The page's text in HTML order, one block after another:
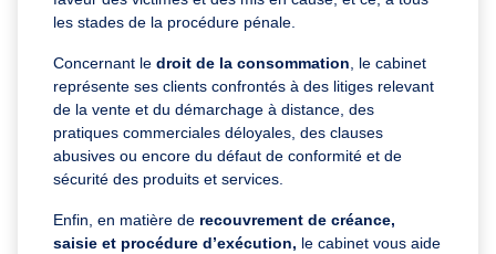
les stades de la procédure pénale.
Concernant le droit de la consommation, le cabinet
représente ses clients confrontés à des litiges relevant
de la vente et du démarchage à distance, des
pratiques commerciales déloyales, des clauses
abusives ou encore du défaut de conformité et de
sécurité des produits et services.
Enfin, en matière de recouvrement de créance,
saisie et procédure d’exécution, le cabinet vous aide